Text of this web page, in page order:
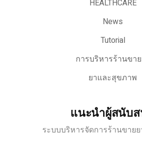
HEALTHCARE
News
Tutorial
การบริหารร้านขา
ยาและสุขภาพ
แนะนำผู้สนับ
ระบบบริหารจัดการร้านขายย